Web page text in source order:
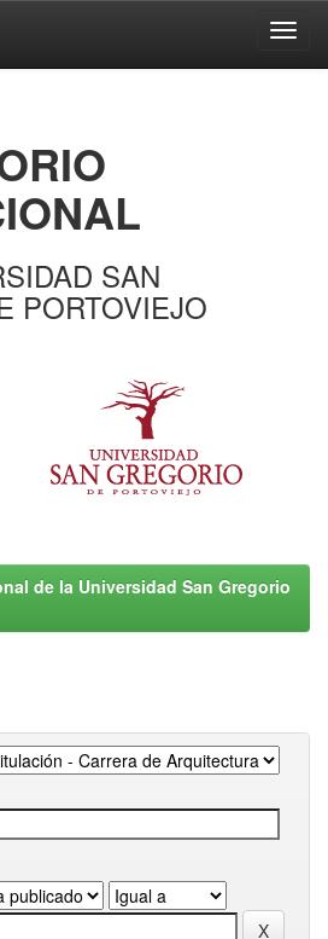
SAN
PORTOVIEJO
de la Universidad San Gregorio